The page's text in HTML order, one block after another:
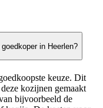
in Heerlen?
keuze. Dit
kozijnen gemaakt
bijvoorbeeld de